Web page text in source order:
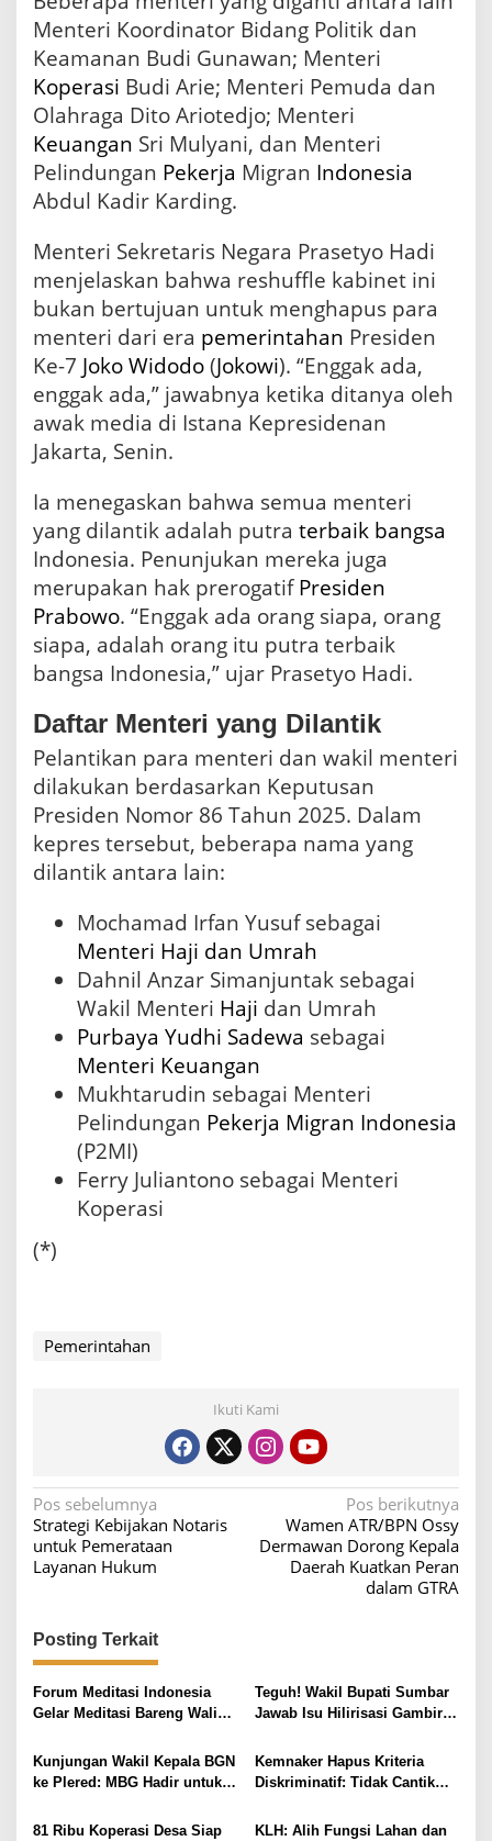
Menteri Koordinator Bidang Politik dan
Keamanan Budi Gunawan; Menteri
Koperasi Budi Arie; Menteri Pemuda dan
Olahraga Dito Ariotedjo; Menteri
Keuangan Sri Mulyani, dan Menteri
Pelindungan Pekerja Migran Indonesia
Abdul Kadir Karding.
Menteri Sekretaris Negara Prasetyo Hadi
menjelaskan bahwa reshuffle kabinet ini
bukan bertujuan untuk menghapus para
menteri dari era pemerintahan Presiden
Ke-7 Joko Widodo(Jokowi). “Enggak ada,
enggak ada,” jawabnya ketika ditanya oleh
awak media di Istana Kepresidenan
Jakarta, Senin.
Ia menegaskan bahwa semua menteri
yang dilantik adalah putra terbaik bangsa
Indonesia. Penunjukan mereka juga
merupakan hak prerogatifPresiden
Prabowo. “Enggak ada orang siapa, orang
siapa, adalah orang itu putra terbaik
bangsa Indonesia,” ujar Prasetyo Hadi.
Daftar Menteri yang Dilantik
Pelantikan para menteri dan wakil menteri
dilakukan berdasarkan Keputusan
Presiden Nomor 86 Tahun 2025. Dalam
kepres tersebut, beberapa nama yang
dilantik antara lain:
Mochamad Irfan Yusuf sebagai
Menteri Haji dan Umrah
Dahnil Anzar Simanjuntak sebagai
Wakil Menteri Haji dan Umrah
Purbaya Yudhi Sadewa sebagai
Menteri Keuangan
Mukhtarudin sebagai Menteri
Pelindungan Pekerja Migran Indonesia
(P2MI)
Ferry Juliantono sebagai Menteri
Koperasi
(*)
Pemerintahan
Ikuti Kami
N
a
v
g
a
s
i
o
Pos sebelumnya
Strategi Kebijakan Notaris
untuk Pemerataan
Layanan Hukum
Pos berikutnya
Wamen ATR/BPN Ossy
Dermawan Dorong Kepala
Daerah Kuatkan Peran
dalam GTRA
Posting Terkait
Forum Meditasi Indonesia
Gelar Meditasi Bareng Wali
Teguh! Wakil Bupati Sumbar
Jawab Isu Hilirisasi Gambir
Pertanian
Kunjungan Wakil Kepala BGN
ke Plered: MBG Hadir untuk
Kemnaker Hapus Kriteria
Diskriminatif: Tidak Cantik
81 Ribu Koperasi Desa Siap
KLH: Alih Fungsi Lahan dan